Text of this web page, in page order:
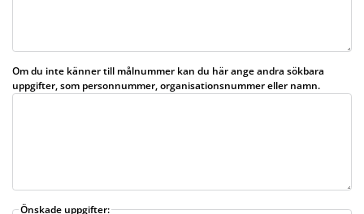
Om du inte känner till målnummer kan du här ange andra sökbara
uppgifter, som personnummer, organisationsnummer eller namn.
Önskade uppgifter: